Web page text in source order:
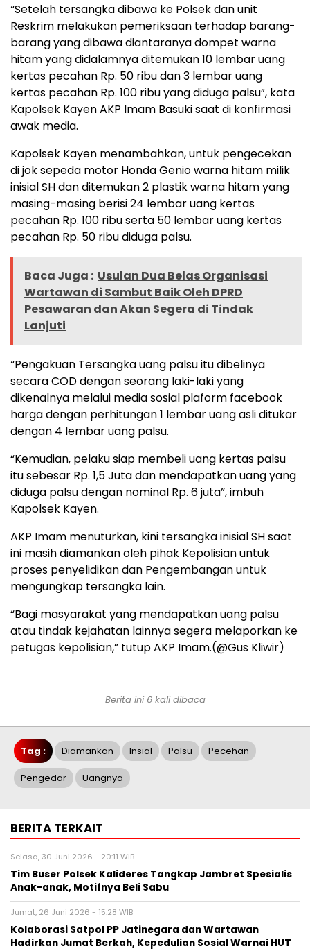
“Setelah tersangka dibawa ke Polsek dan unit
Reskrim melakukan pemeriksaan terhadap barang-
barang yang dibawa diantaranya dompet warna
hitam yang didalamnya ditemukan 10 lembar uang
kertas pecahan Rp. 50 ribu dan 3 lembar uang
kertas pecahan Rp. 100 ribu yang diduga palsu”, kata
Kapolsek Kayen AKP Imam Basuki saat di konfirmasi
awak media.
Kapolsek Kayen menambahkan, untuk pengecekan
di jok sepeda motor Honda Genio warna hitam milik
inisial SH dan ditemukan 2 plastik warna hitam yang
masing-masing berisi 24 lembar uang kertas
pecahan Rp. 100 ribu serta 50 lembar uang kertas
pecahan Rp. 50 ribu diduga palsu.
Baca Juga : Usulan Dua Belas Organisasi
Wartawan di Sambut Baik Oleh DPRD
Pesawaran dan Akan Segera di Tindak
Lanjuti
“Pengakuan Tersangka uang palsu itu dibelinya
secara COD dengan seorang laki-laki yang
dikenalnya melalui media sosial plaform facebook
harga dengan perhitungan 1 lembar uang asli ditukar
dengan 4 lembar uang palsu.
“Kemudian, pelaku siap membeli uang kertas palsu
itu sebesar Rp. 1,5 Juta dan mendapatkan uang yang
diduga palsu dengan nominal Rp. 6 juta”, imbuh
Kapolsek Kayen.
AKP Imam menuturkan, kini tersangka inisial SH saat
ini masih diamankan oleh pihak Kepolisian untuk
proses penyelidikan dan Pengembangan untuk
mengungkap tersangka lain.
“Bagi masyarakat yang mendapatkan uang palsu
atau tindak kejahatan lainnya segera melaporkan ke
petugas kepolisian,” tutup AKP Imam.(@Gus Kliwir)
Berita ini 6 kali dibaca
Tag : Diamankan Insial Palsu Pecehan
Pengedar Uangnya
BERITA TERKAIT
Selasa, 30 Juni 2026 - 20:11 WIB
Tim Buser Polsek Kalideres Tangkap Jambret Spesialis
Anak-anak, Motifnya Beli Sabu
Jumat, 26 Juni 2026 - 15:28 WIB
Kolaborasi Satpol PP Jatinegara dan Wartawan
Hadirkan Jumat Berkah, Kepedulian Sosial Warnai HUT